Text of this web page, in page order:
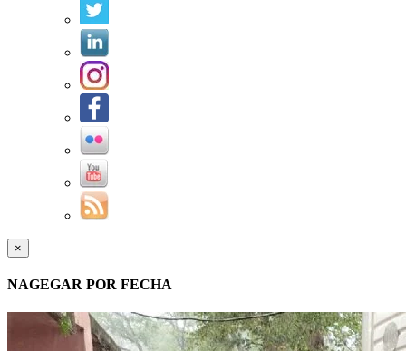
×
NAGEGAR POR FECHA